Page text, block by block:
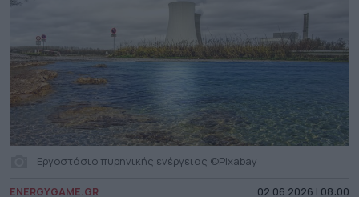
Εργοστάσιο πυρηνικής ενέργειας ©Pixabay
ENERGYGAME.GR 02.06.2026 | 08:00